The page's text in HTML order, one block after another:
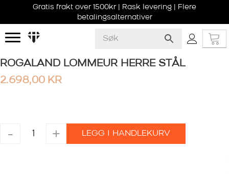
Gratis frakt over 1500kr | Rask levering | Flere
betalingsalternativer
ROGALAND LOMMEUR HERRE STÅL
2.698,00 KR
-
ROGALAND
LOMMEUR+ LEGG I HANDLEKURV